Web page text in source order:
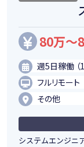
80万～
週5日稼働 （
フルリモート
その他
システムエンジニ